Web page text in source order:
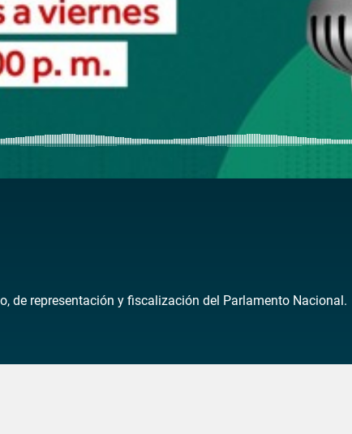
de representación y fiscalización del Parlamento Nacional.